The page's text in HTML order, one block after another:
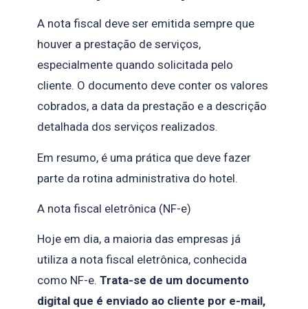
A nota fiscal deve ser emitida sempre que
houver a prestação de serviços,
especialmente quando solicitada pelo
cliente. O documento deve conter os valores
cobrados, a data da prestação e a descrição
detalhada dos serviços realizados.
Em resumo, é uma prática que deve fazer
parte da rotina administrativa do hotel.
A nota fiscal eletrônica (NF-e)
Hoje em dia, a maioria das empresas já
utiliza a nota fiscal eletrônica, conhecida
como NF-e. Trata-se de um documento
digital que é enviado ao cliente por e-mail,